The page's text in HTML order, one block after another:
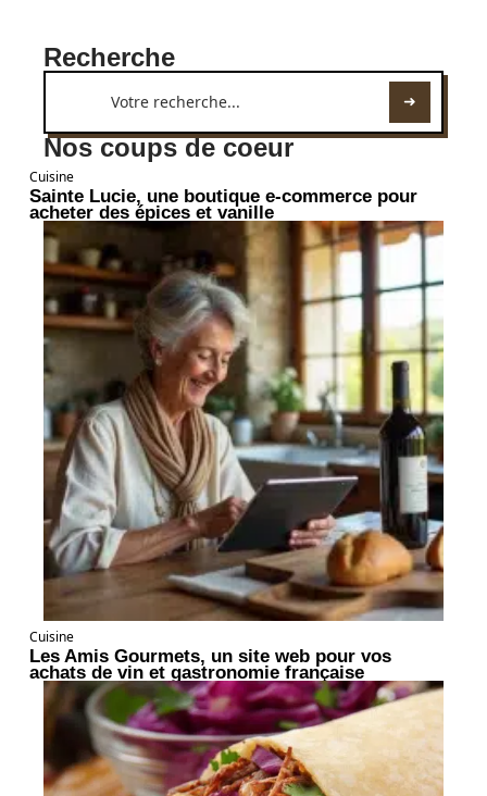
Recherche
Nos coups de coeur
Cuisine
Sainte Lucie, une boutique e-commerce pour
acheter des épices et vanille
Cuisine
Les Amis Gourmets, un site web pour vos
achats de vin et gastronomie française